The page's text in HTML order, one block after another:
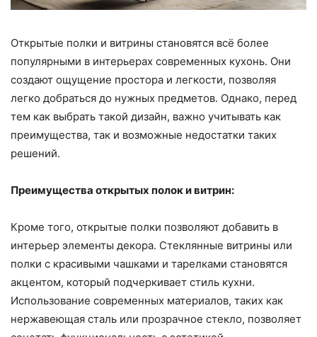
Открытые полки и витрины становятся всё более
популярными в интерьерах современных кухонь. Они
создают ощущение простора и легкости, позволяя
легко добраться до нужных предметов. Однако, перед
тем как выбрать такой дизайн, важно учитывать как
преимущества, так и возможные недостатки таких
решений.
Преимущества открытых полок и витрин:
Кроме того, открытые полки позволяют добавить в
интерьер элементы декора. Стеклянные витрины или
полки с красивыми чашками и тарелками становятся
акцентом, который подчеркивает стиль кухни.
Использование современных материалов, таких как
нержавеющая сталь или прозрачное стекло, позволяет